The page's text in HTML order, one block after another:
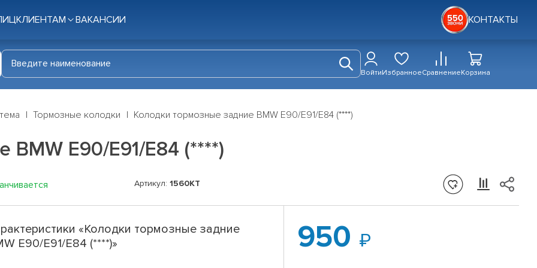
КЛИЕНТАМ ВАКАНСИИ КОНТАКТЫ
ВойтиИзбранноеСравнениеКорзина
Тормозные колодки Колодки тормозные задние BMW E90/E91/E84 (****)
E90/E91/E84 (****)
Артикул: 1560KT
«Колодки тормозные задние
E90/E91/E84 (****)»
950